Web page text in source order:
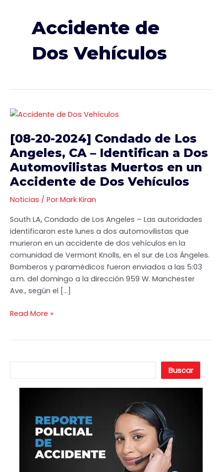
Accidente de
Dos Vehículos
[08-20-2024] Condado de Los
Angeles, CA – Identifican a Dos
Automovilistas Muertos en un
Accidente de Dos Vehículos
Noticias / Por Mark Kiran
South LA, Condado de Los Angeles – Las autoridades
identificaron este lunes a dos automovilistas que
murieron en un accidente de dos vehículos en la
comunidad de Vermont Knolls, en el sur de Los Ángeles.
Bomberos y paramédicos fueron enviados a las 5:03
a.m. del domingo a la dirección 959 W. Manchester
Ave., según el […]
[08-
2024]
Condado
de
Los
Angeles,
CA
Identifican
a
Dos
Automovilistas
Muertos
en
un
de
Vehículos
Read More »
Buscar